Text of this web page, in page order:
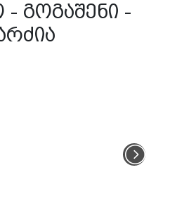
გოგაშენი -